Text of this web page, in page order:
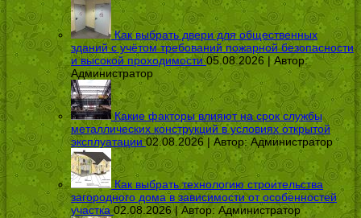
Как выбрать двери для общественных
зданий с учётом требований пожарной безопасности
и высокой проходимости 05.08.2026 | Автор:
Администратор
Какие факторы влияют на срок службы
металлических конструкций в условиях открытой
эксплуатации 02.08.2026 | Автор:Администратор
Как выбрать технологию строительства
загородного дома в зависимости от особенностей
участка 02.08.2026 | Автор: Администратор